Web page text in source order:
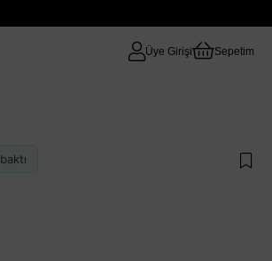
Üye Girişi Sepetim